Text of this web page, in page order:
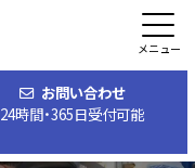
メニュー
お問い合わせ
24時間・365日受付可能